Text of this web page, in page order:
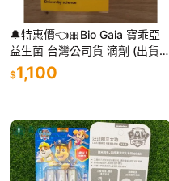
🔔特惠價👈🎀Bio Gaia 寶乖亞
益生菌 台灣公司貨 滴劑 (出貨時
去除QR碼)
$1,100